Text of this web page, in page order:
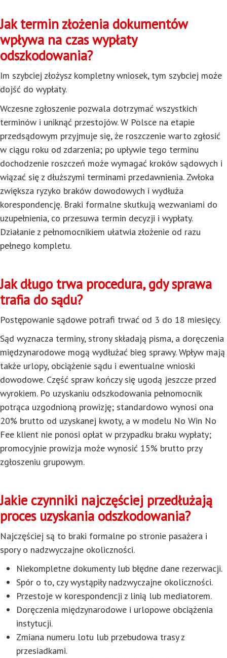
Jak termin złożenia dokumentów
wpływa na czas wypłaty
odszkodowania?
Im szybciej złożysz kompletny wniosek, tym szybciej może
dojść do wypłaty.
Wczesne zgłoszenie pozwala dotrzymać wszystkich
terminów i uniknąć przestojów. W Polsce na etapie
przedsądowym przyjmuje się, że roszczenie warto zgłosić
w ciągu roku od zdarzenia; po upływie tego terminu
dochodzenie roszczeń może wymagać kroków sądowych i
wiązać się z dłuższymi terminami przedawnienia. Zwłoka
zwiększa ryzyko braków dowodowych i wydłuża
korespondencję. Braki formalne skutkują wezwaniami do
uzupełnienia, co przesuwa termin decyzji i wypłaty.
Działanie z pełnomocnikiem ułatwia złożenie od razu
pełnego kompletu.
Jak długo trwa procedura, gdy sprawa
trafia do sądu?
Postępowanie sądowe potrafi trwać od 3 do 18 miesięcy.
Sąd wyznacza terminy, strony składają pisma, a doręczenia
międzynarodowe mogą wydłużać bieg sprawy. Wpływ mają
także urlopy, obciążenie sądu i ewentualne wnioski
dowodowe. Część spraw kończy się ugodą jeszcze przed
wyrokiem. Po uzyskaniu odszkodowania pełnomocnik
potrąca uzgodnioną prowizję; standardowo wynosi ona
20% brutto od uzyskanej kwoty, a w modelu No Win No
Fee klient nie ponosi opłat w przypadku braku wypłaty;
promocyjnie prowizja może wynosić 15% brutto przy
zgłoszeniu grupowym.
Jakie czynniki najczęściej przedłużają
proces uzyskania odszkodowania?
Najczęściej są to braki formalne po stronie pasażera i
spory o nadzwyczajne okoliczności.
Niekompletne dokumenty lub błędne dane rezerwacji.
Spór o to, czy wystąpiły nadzwyczajne okoliczności.
Przestoje w korespondencji z linią lub mediatorem.
Doręczenia międzynarodowe i urlopowe obciążenia
instytucji.
Zmiana numeru lotu lub przebudowa trasy z
przesiadkami.